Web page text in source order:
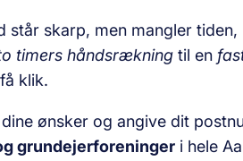
står skarp, men mangler
timers håndsrækningtil en
klik.
ønsker og angive dit
grundejerforeningeri hele